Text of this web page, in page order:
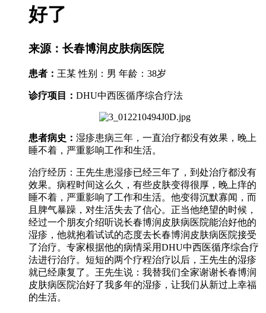
好了
来源：长春博润皮肤病医院
患者： 王某 性别：男 年龄：38岁
诊疗项目： DHU中西医循序综合疗法
患者病史： 湿疹患病三年，一直治疗都没有效果，晚上
睡不着，严重影响工作和生活。
治疗经历：王先生患湿疹已经三年了，到处治疗都没有
效果。病程时间这么久，有些皮肤变得很厚，晚上痒的
睡不着，严重影响了工作和生活。他变得沉默寡闻，而
且脾气暴躁，对生活失去了信心。正当他绝望的时候，
经过一个朋友介绍听说长春博润皮肤病医院能治好他的
湿疹，他就抱着试试的态度去长春博润皮肤病医院接受
了治疗。专家根据他的病情采用DHU中西医循序综合疗
法进行治疗。短短的两个疗程治疗以后，王先生的湿疹
就已经康复了。王先生说：我替我们全家谢谢长春博润
皮肤病医院治好了我多年的湿疹，让我们从新过上幸福
的生活。